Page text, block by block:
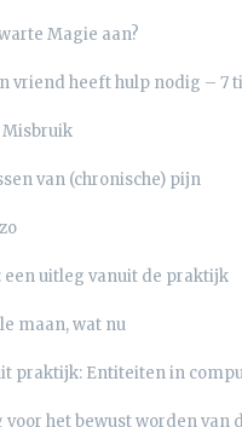
Magie aan?
vriend heeft hulp nodig – 7
Misbruik
van (chronische) pijn
een uitleg vanuit de praktijk
maan, wat nu
praktijk: Entiteiten in
voor het bewust worden van